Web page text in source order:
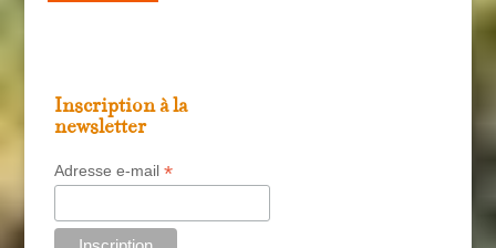
Inscription à la
newsletter
Adresse e-mail *